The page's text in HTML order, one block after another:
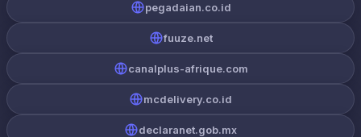
pegadaian.co.id
fuuze.net
canalplus-afrique.com
mcdelivery.co.id
declaranet.gob.mx